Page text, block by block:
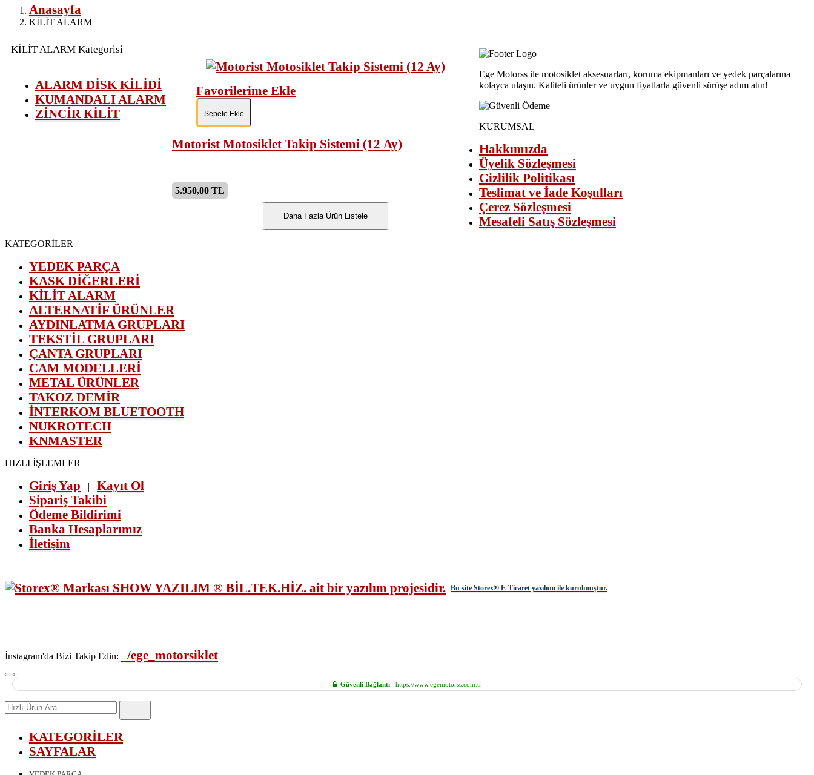
Anasayfa
KİLİT ALARM
KİLİT ALARM Kategorisi
ALARM DİSK KİLİDİ
KUMANDALI ALARM
ZİNCİR KİLİT
Favorilerime Ekle
Sepete Ekle
Motorist Motosiklet Takip Sistemi (12 Ay)
5.950,00 TL
Daha Fazla Ürün Listele
Ege Motorss ile motosiklet aksesuarları, koruma ekipmanları ve yedek parçalarına
kolayca ulaşın. Kaliteli ürünler ve uygun fiyatlarla güvenli sürüşe adım atın!
KURUMSAL
Hakkımızda
Üyelik Sözleşmesi
Gizlilik Politikası
Teslimat ve İade Koşulları
Çerez Sözleşmesi
Mesafeli Satış Sözleşmesi
KATEGORİLER
YEDEK PARÇA
KASK DİĞERLERİ
KİLİT ALARM
ALTERNATİF ÜRÜNLER
AYDINLATMA GRUPLARI
TEKSTİL GRUPLARI
ÇANTA GRUPLARI
CAM MODELLERİ
METAL ÜRÜNLER
TAKOZ DEMİR
İNTERKOM BLUETOOTH
NUKROTECH
KNMASTER
HIZLI İŞLEMLER
Giriş Yap | Kayıt Ol
Sipariş Takibi
Ödeme Bildirimi
Banka Hesaplarımız
İletişim
Bu site Storex® E-Ticaret yazılımı ile kurulmuştur.
İnstagram'da Bizi Takip Edin: /ege_motorsiklet
Güvenli Bağlantı https://www.egemotorss.com.tr
Hızlı
Ürün
KATEGORİLER
SAYFALAR